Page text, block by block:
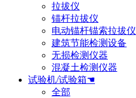
拉拔仪
锚杆拉拔仪
电动锚杆锚索拉拔仪
建筑节能检测设备
无损检测仪器
混凝土检测仪器
试验机/试验箱☚
全部